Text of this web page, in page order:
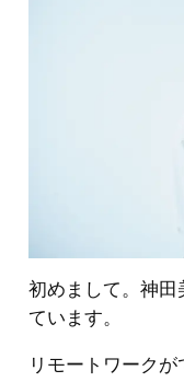
初めまして。神田
ています。
リモートワーク